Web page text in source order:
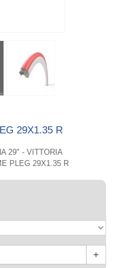
29X1.35 R
29" - VITTORIA
PLEG 29X1.35 R
+